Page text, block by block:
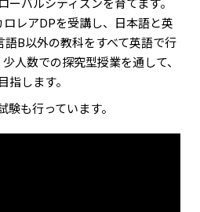
レアDPを受講し、日本語と英
B以外の教科をすべて英語で行
人数での探究型授業を通して、
指します。
も行っています。